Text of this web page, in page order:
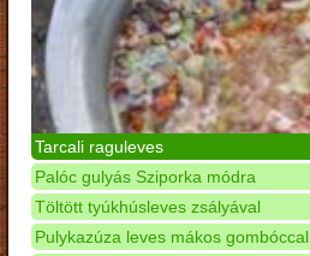
Tarcali raguleves
Palóc gulyás Sziporka módra
Töltött tyúkhúsleves zsályával
Pulykazúza leves mákos gombóccal